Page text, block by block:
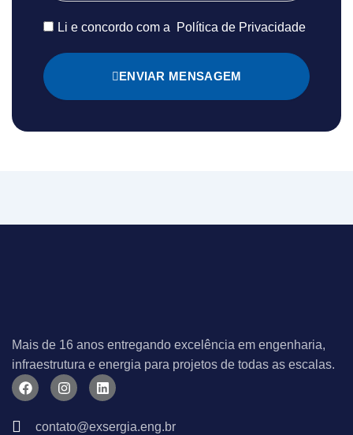
Li e concordo com a Política de Privacidade
ENVIAR MENSAGEM
Mais de 16 anos entregando excelência em engenharia,
infraestrutura e energia para projetos de todas as escalas.
F
a
I
n
t
L
i
k
contato@exsergia.eng.br